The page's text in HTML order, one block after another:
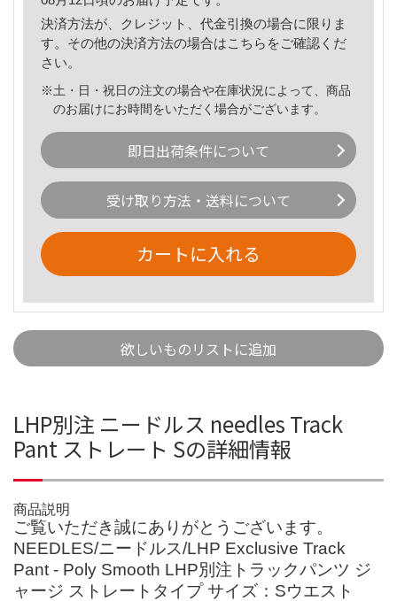
決済方法が、クレジット、代金引換の場合に限りま
す。その他の決済方法の場合はこちら をご確認くだ
さい。
※土・日・祝日の注文の場合や在庫状況によって、商品
のお届けにお時間をいただく場合がございます。
即日出荷条件について
受け取り方法・送料について
カートに入れる
欲しいものリストに追加
LHP別注 ニードルス needles Track
Pant ストレート Sの詳細情報
商品説明
ご覧いただき誠にありがとうございます。
NEEDLES/ニードルス/LHP ‎Exclusive Track
Pant - Poly Smooth LHP別注トラックパンツ ジ
ャージ ストレートタイプ サイズ：Sウエスト